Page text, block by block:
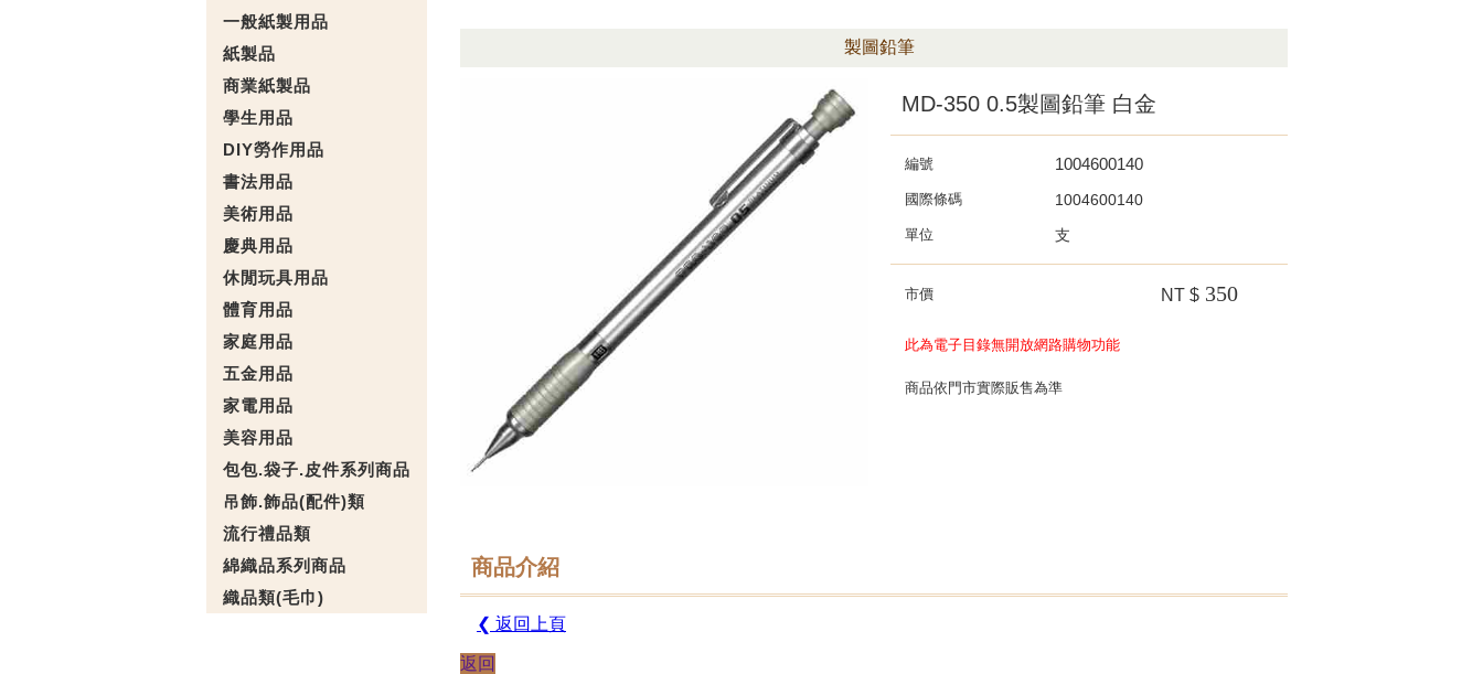
一般紙製用品
紙製品
商業紙製品
學生用品
DIY勞作用品
書法用品
美術用品
慶典用品
休閒玩具用品
體育用品
家庭用品
五金用品
家電用品
美容用品
包包.袋子.皮件系列商品
吊飾.飾品(配件)類
流行禮品類
綿織品系列商品
織品類(毛巾)
製圖鉛筆
MD-350 0.5製圖鉛筆 白金
編號 1004600140
國際條碼 1004600140
單位 支
市價 NT $ 350
此為電子目錄無開放網路購物功能
商品依門市實際販售為準
商品介紹
❮ 返回上頁
返回